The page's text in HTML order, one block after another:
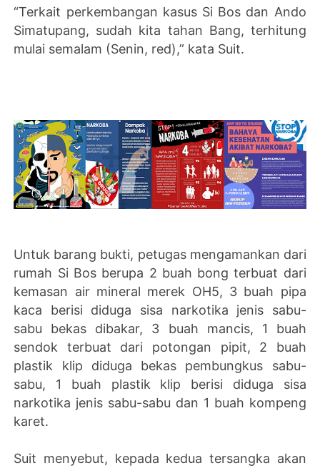
“Terkait perkembangan kasus Si Bos dan Ando
Simatupang, sudah kita tahan Bang, terhitung
mulai semalam (Senin, red),” kata Suit.
Untuk barang bukti, petugas mengamankan dari
rumah Si Bos berupa 2 buah bong terbuat dari
kemasan air mineral merek OH5, 3 buah pipa
kaca berisi diduga sisa narkotika jenis sabu-
sabu bekas dibakar, 3 buah mancis, 1 buah
sendok terbuat dari potongan pipit, 2 buah
plastik klip diduga bekas pembungkus sabu-
sabu, 1 buah plastik klip berisi diduga sisa
narkotika jenis sabu-sabu dan 1 buah kompeng
karet.
Suit menyebut, kepada kedua tersangka akan